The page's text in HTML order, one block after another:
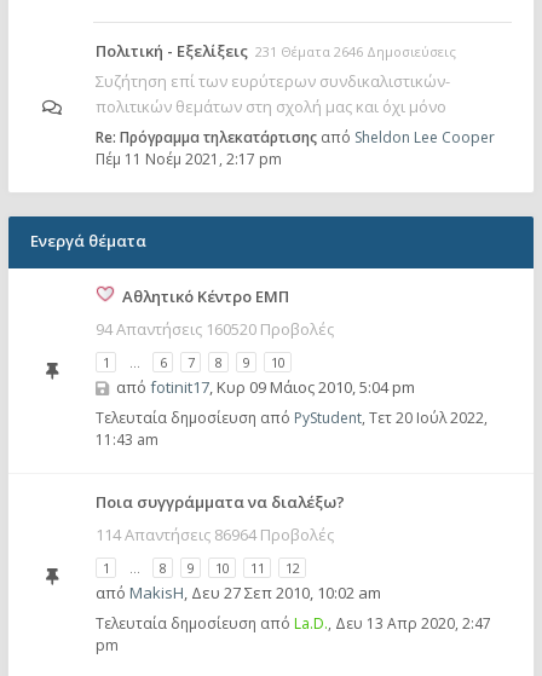
Πολιτική - Εξελίξεις 231 Θέματα 2646 Δημοσιεύσεις
Συζήτηση επί των ευρύτερων συνδικαλιστικών-
πολιτικών θεμάτων στη σχολή μας και όχι μόνο
Re: Πρόγραμμα τηλεκατάρτισης από Sheldon Lee Cooper
Πέμ 11 Νοέμ 2021, 2:17 pm
Ενεργά θέματα
Αθλητικό Κέντρο ΕΜΠ
94 Απαντήσεις 160520 Προβολές
1 … 6 7 8 9 10
από fotinit17, Κυρ 09 Μάιος 2010, 5:04 pm
Τελευταία δημοσίευση από PyStudent, Τετ 20 Ιούλ 2022,
11:43 am
Ποια συγγράμματα να διαλέξω?
114 Απαντήσεις 86964 Προβολές
1 … 8 9 10 11 12
από MakisH, Δευ 27 Σεπ 2010, 10:02 am
Τελευταία δημοσίευση από La.D., Δευ 13 Απρ 2020, 2:47
pm